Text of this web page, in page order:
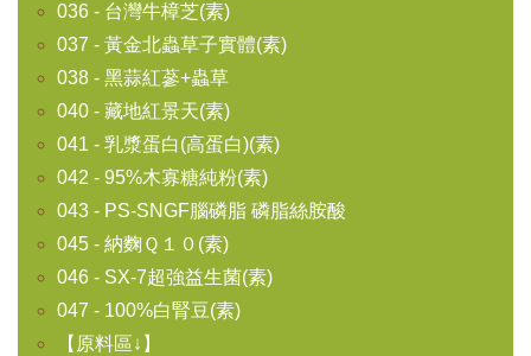
036 - 台灣牛樟芝(素)
037 - 黃金北蟲草子實體(素)
038 - 黑蒜紅蔘+蟲草
040 - 藏地紅景天(素)
041 - 乳漿蛋白(高蛋白)(素)
042 - 95%木寡糖純粉(素)
043 - PS-SNGF腦磷脂 磷脂絲胺酸
045 - 納麴Ｑ１０(素)
046 - SX-7超強益生菌(素)
047 - 100%白腎豆(素)
【原料區↓】